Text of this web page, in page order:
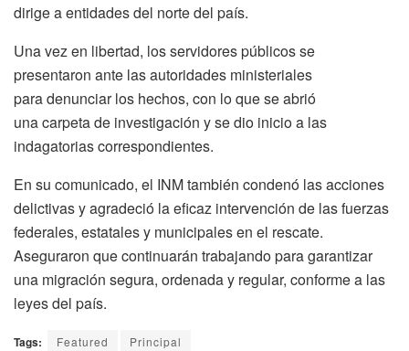
dirige a entidades del norte del país.
Una vez en libertad, los servidores públicos se
presentaron ante las autoridades ministeriales
para denunciar los hechos, con lo que se abrió
una carpeta de investigación y se dio inicio a las
indagatorias correspondientes.
En su comunicado, el INM también condenó las acciones
delictivas y agradeció la eficaz intervención de las fuerzas
federales, estatales y municipales en el rescate.
Aseguraron que continuarán trabajando para garantizar
una migración segura, ordenada y regular, conforme a las
leyes del país.
Tags: Featured Principal